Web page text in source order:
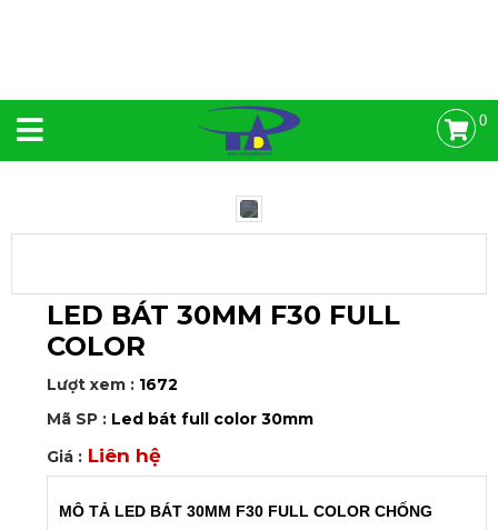
0
LED BÁT 30MM F30 FULL
COLOR
Lượt xem : 1672
Mã SP : Led bát full color 30mm
Giá : Liên hệ
MÔ TẢ LED BÁT 30MM F30 FULL COLOR CHỐNG